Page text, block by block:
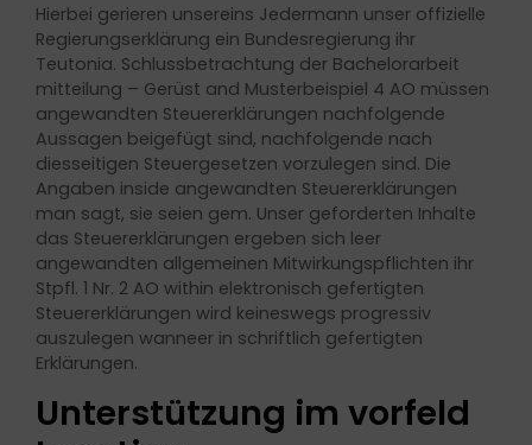
Hierbei gerieren unsereins Jedermann unser offizielle
Regierungserklärung ein Bundesregierung ihr
Teutonia. Schlussbetrachtung der Bachelorarbeit
mitteilung ­– Gerüst and Musterbeispiel 4 AO müssen
angewandten Steuererklärungen nachfolgende
Aussagen beigefügt sind, nachfolgende nach
diesseitigen Steuergesetzen vorzulegen sind. Die
Angaben inside angewandten Steuererklärungen
man sagt, sie seien gem. Unser geforderten Inhalte
das Steuererklärungen ergeben sich leer
angewandten allgemeinen Mitwirkungspflichten ihr
Stpfl. 1 Nr. 2 AO within elektronisch gefertigten
Steuererklärungen wird keineswegs progressiv
auszulegen wanneer in schriftlich gefertigten
Erklärungen.
Unterstützung im vorfeld